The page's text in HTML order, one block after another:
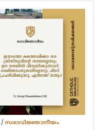
/സഭാവിജ്ഞാനീയം